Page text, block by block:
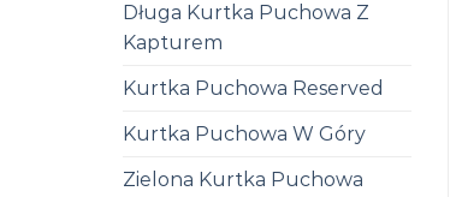
Długa Kurtka Puchowa Z
Kapturem
Kurtka Puchowa Reserved
Kurtka Puchowa W Góry
Zielona Kurtka Puchowa